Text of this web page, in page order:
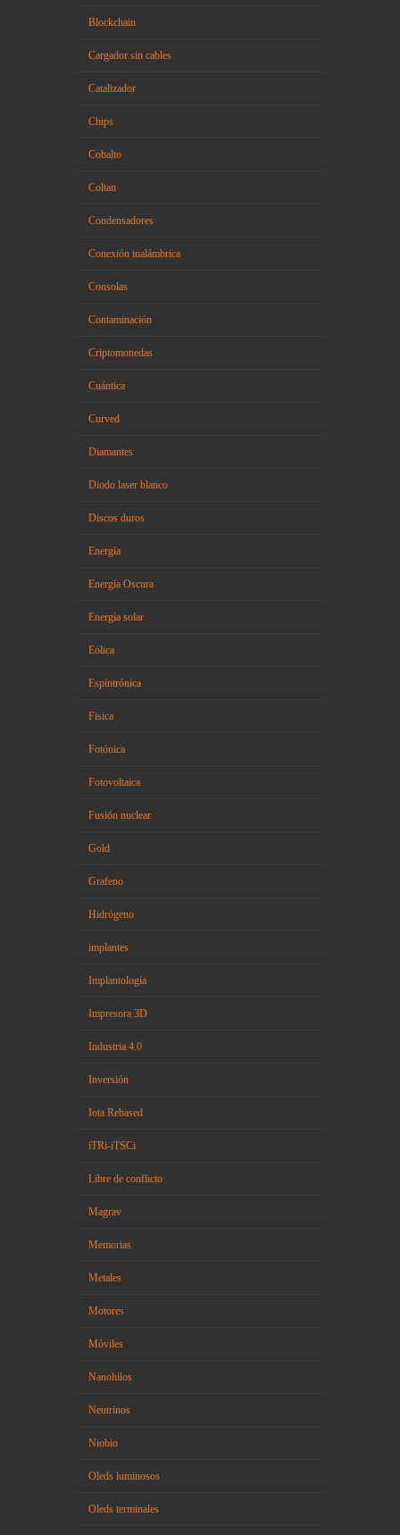
Blockchain
Cargador sin cables
Catalizador
Chips
Cobalto
Coltan
Condensadores
Conexión inalámbrica
Consolas
Contaminación
Criptomonedas
Cuántica
Curved
Diamantes
Diodo laser blanco
Discos duros
Energía
Energía Oscura
Energía solar
Eólica
Espintrónica
Fisica
Fotónica
Fotovoltaica
Fusión nuclear
Gold
Grafeno
Hidrógeno
implantes
Implantología
Impresora 3D
Industria 4.0
Inversión
Iota Rebased
iTRi-iTSCi
Libre de conflicto
Magrav
Memorias
Metales
Motores
Móviles
Nanohilos
Neutrinos
Niobio
Oleds luminosos
Oleds terminales